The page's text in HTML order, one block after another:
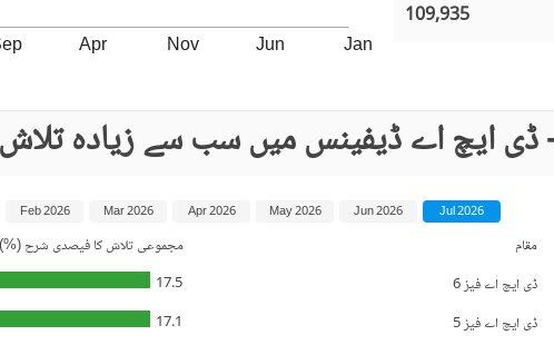
109,935
Apr Nov Jun Jan
ایچ اے ڈیفینس میں سب سے زیادہ
مقام مجموعی تلاش کا فیصدی شرح (%)
ڈی ایچ اے فیز 6 17.5
ڈی ایچ اے فیز 5 17.1
Jul 2026
Jun 2026
May 2026
Apr 2026
Mar 2026
Feb 2026